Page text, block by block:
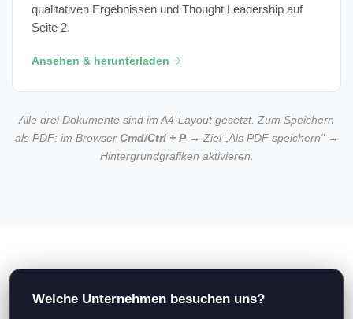
qualitativen Ergebnissen und Thought Leadership auf
Seite 2.
Ansehen & herunterladen
Alle drei Dokumente sind im A4-Layout gesetzt. Zum Speichern
als PDF: im Browser Cmd/Ctrl + P→ Ziel „Als PDF speichern" →
Hintergrundgrafiken aktivieren.
Impressum |Datenschutz
Welche Unternehmen besuchen uns?